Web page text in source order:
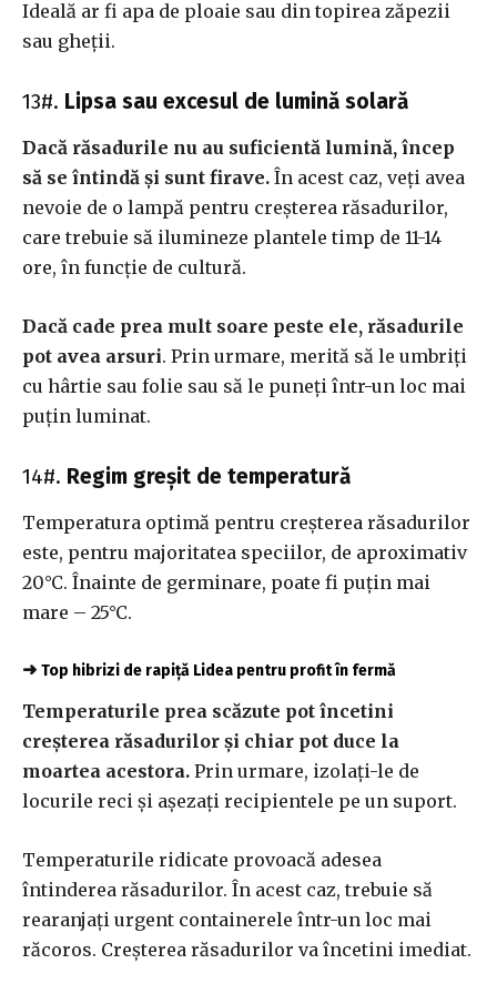
Ideală ar fi apa de ploaie sau din topirea zăpezii
sau gheții.
13#. Lipsa sau excesul de lumină solară
Dacă răsadurile nu au suficientă lumină, încep
să se întindă și sunt firave. În acest caz, veți avea
nevoie de o lampă pentru creșterea răsadurilor,
care trebuie să ilumineze plantele timp de 11-14
ore, în funcție de cultură.
Dacă cade prea mult soare peste ele, răsadurile
pot avea arsuri. Prin urmare, merită să le umbriți
cu hârtie sau folie sau să le puneți într-un loc mai
puțin luminat.
14#. Regim greșit de temperatură
Temperatura optimă pentru creșterea răsadurilor
este, pentru majoritatea speciilor, de aproximativ
20°C. Înainte de germinare, poate fi puțin mai
mare – 25°C.
➜ Top hibrizi de rapiță Lidea pentru profit în fermă
Temperaturile prea scăzute pot încetini
creșterea răsadurilor și chiar pot duce la
moartea acestora. Prin urmare, izolați-le de
locurile reci și așezați recipientele pe un suport.
Temperaturile ridicate provoacă adesea
întinderea răsadurilor. În acest caz, trebuie să
rearanjați urgent containerele într-un loc mai
răcoros. Creșterea răsadurilor va încetini imediat.